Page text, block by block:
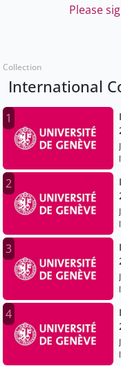
Please
Collection
International
1
2
3
4